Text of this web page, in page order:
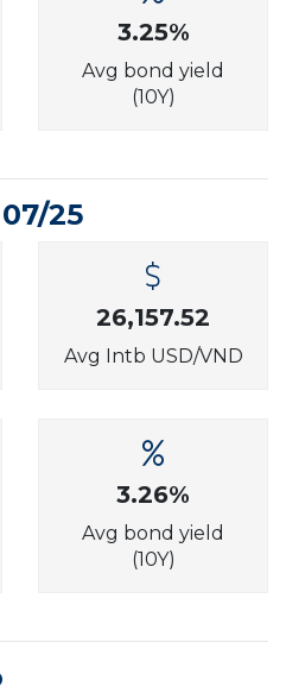
3.25%
Avg bond yield
(10Y)
25
26,157.52
Avg Intb USD/VND
3.26%
Avg bond yield
(10Y)